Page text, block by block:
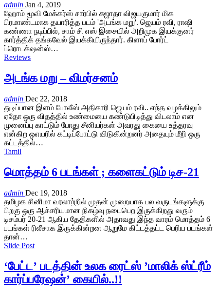
admin Jan 4, 2019
ஹோம் மூவி மேக்கர்ஸ் சார்பில் சுஜாதா விஜயகுமார் மிக
பிரமாண்டமாக தயாரித்த படம் 'அடங்க மறு'. ஜெயம் ரவி, ராஷி
கண்ணா நடிப்பில், சாம் சி எஸ் இசையில் அறிமுக இயக்குனர்
கார்த்திக் தங்கவேல் இயக்கியிருந்தார். கிளாப் போர்ட்
ப்ரொடக்‌ஷன்ஸ்…
Reviews
அடங்க மறு – விமர்சனம்
admin Dec 22, 2018
துடிப்பான இளம் போலீஸ் அதிகாரி ஜெயம் ரவி.. எந்த வழக்கிலும்
ஏதோ ஒரு விதத்தில் உண்மையை கண்டுபிடித்து விடலாம் என
முனைப்பு காட்டும் போது சீனியர்கள் அவரது கையை உத்தரவு
என்கிற ஒஎயரில் கட்டிப்போட்டு விடுகின்றனர் அதையும் மீறி ஒரு
கட்டத்தில்…
Tamil
மொத்தம் 6 படங்கள் ; களைகட்டும் டிச-21
admin Dec 19, 2018
தமிழக சினிமா வரலாற்றில் முதன் முறையாக பல வருடங்களுக்கு
பிறகு ஒரு ஆச்சரியமான நிகழ்வு நடைபெற இருக்கிறது வரும்
டிசம்பர் 20-21 ஆகிய தேதிகளில் அதாவது இந்த வாரம் மொத்தம் 6
படங்கள் ரிலீசாக இருக்கின்றன ஆறுமே கிட்டத்தட்ட பெரிய படங்கள்
தான்…
Slide Post
‘பேட்ட’ படத்தின் உலக ரைட்ஸ் ’மாலிக் ஸ்ட்ரீம்
கார்ப்பரேஷன்’ கையில்..!!